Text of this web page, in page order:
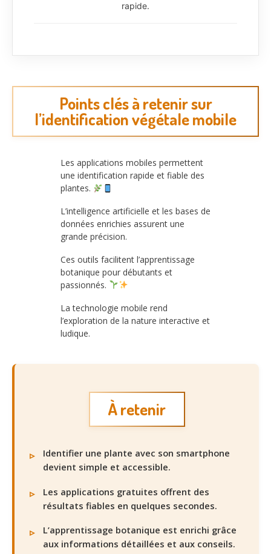
rapide.
Points clés à retenir sur
l’identification végétale mobile
Les applications mobiles permettent
une identification rapide et fiable des
plantes.
L’intelligence artificielle et les bases de
données enrichies assurent une
grande précision.
Ces outils facilitent l’apprentissage
botanique pour débutants et
passionnés.
La technologie mobile rend
l’exploration de la nature interactive et
ludique.
À retenir
Identifier une plante avec son smartphone
devient simple et accessible.
Les applications gratuites offrent des
résultats fiables en quelques secondes.
L’apprentissage botanique est enrichi grâce
aux informations détaillées et aux conseils.